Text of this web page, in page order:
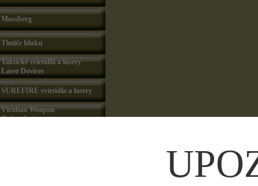
Mossberg
Tlmiče hluku
Taktické svietidlá a lasery
Laser Devices
SUREFIRE svietidla a lasery
Viridian Weapon
Technologies